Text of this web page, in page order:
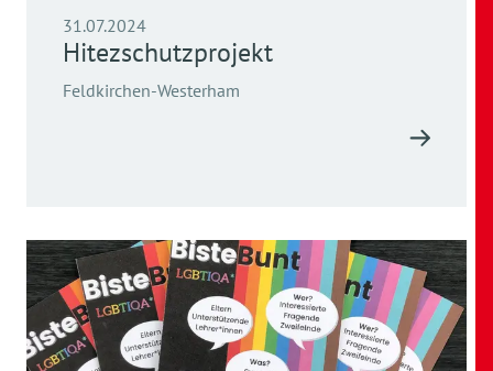
31.07.2024
Hitezschutzprojekt
Feldkirchen-Westerham